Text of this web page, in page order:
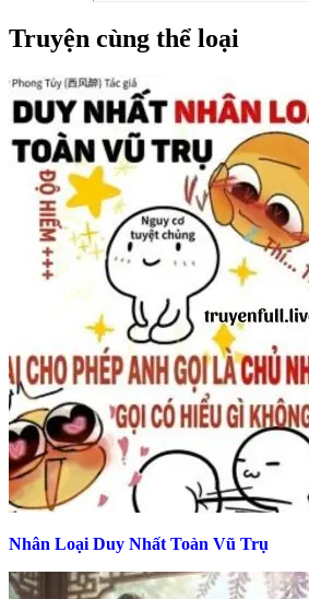
Truyện cùng thể loại
Nhân Loại Duy Nhất Toàn Vũ Trụ